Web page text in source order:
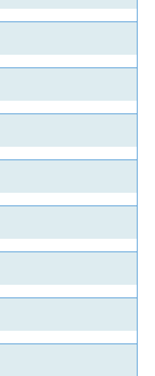
会社検索
プレゼント紹介
ログイン